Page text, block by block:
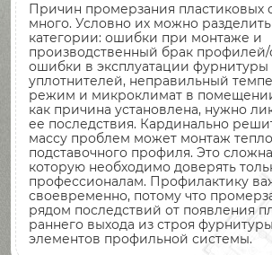
Причин промерзания пластиковых
много. Условно их можно
категории: ошибки при монтаже и
производственный брак профилей/
ошибки в эксплуатации фурнитуры
уплотнителей, неправильный
режим и микроклимат в
как причина установлена, нужно
ее последствия. Кардинально
массу проблем может монтаж
подставочного профиля. Это
которую необходимо доверять
профессионалам. Профилактику
своевременно, потому что
рядом последствий от появления
раннего выхода из строя
элементов профильной системы.